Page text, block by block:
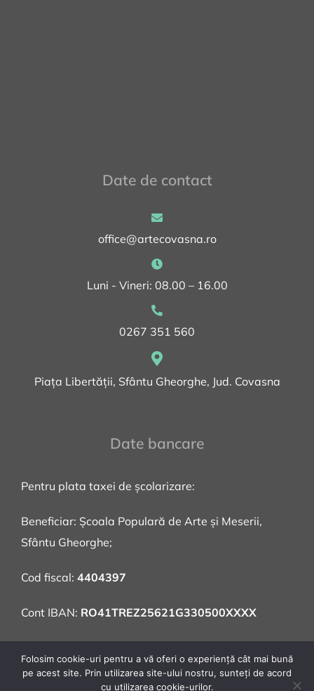
Date de contact
office@artecovasna.ro
Luni - Vineri: 08.00 – 16.00
0267 351 560
Piața Libertății, Sfântu Gheorghe, Jud. Covasna
Date bancare
Pentru plata taxei de școlarizare:
Beneficiar: Școala Populară de Arte și Meserii,
Sfântu Gheorghe;
Cod fiscal: 4404397
Cont IBAN: RO41TREZ25621G330500XXXX
județul Covasna
Folosim cookie-uri pentru a vă oferi o experiență cât mai bună
pe acest site. Prin utilizarea site-ului nostru, sunteți de acord
cu utilizarea cookie-urilor.